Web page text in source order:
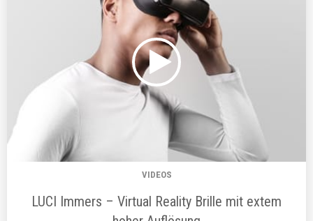
VIDEOS
LUCI Immers – Virtual Reality Brille mit extem